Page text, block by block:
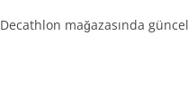
Decathlon mağazasında